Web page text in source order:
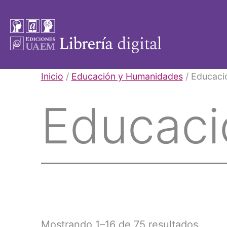
contenido
Libros
Inicio / Educación y Humanidades/